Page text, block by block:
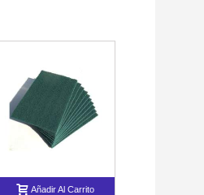
Añadir Al Carrito